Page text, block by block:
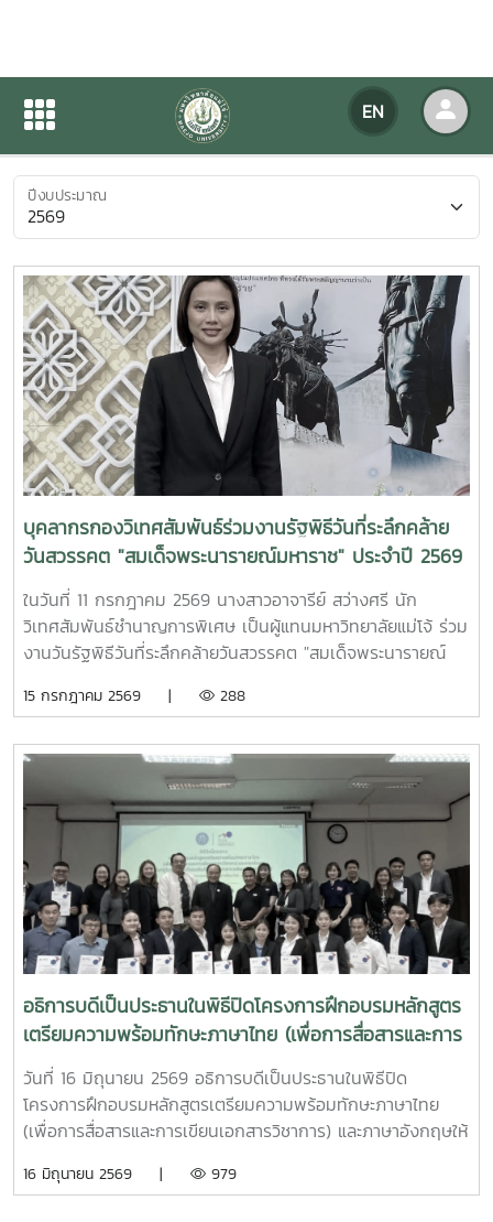
EN
Search NEWS
Search NEWS
ปีงบประมาณ
บุคลากรกองวิเทศสัมพันธ์ร่วมงานรัฐพิธีวันที่ระลึกคล้าย
วันสวรรคต "สมเด็จพระนารายณ์มหาราช" ประจำปี 2569
ในวันที่ 11 กรกฎาคม 2569 นางสาวอาจารีย์ สว่างศรี นัก
วิเทศสัมพันธ์ชำนาญการพิเศษ เป็นผู้แทนมหาวิทยาลัยแม่โจ้ ร่วม
งานวันรัฐพิธีวันที่ระลึกคล้ายวันสวรรคต "สมเด็จพระนารายณ์
พรรษา ศูนย์ราชการจังหวัดเชียงใหม่
15 กรกฎาคม 2569 | 288
อธิการบดีเป็นประธานในพิธีปิดโครงการฝึกอบรมหลักสูตร
เตรียมความพร้อมทักษะภาษาไทย (เพื่อการสื่อสารและการ
เขียนเอกสารวิชาการ) และภาษาอังกฤษให้แก่ผู้รับทุน
รัฐบาลไทยระดับปริญญาโท
วันที่ 16 มิถุนายน 2569 อธิการบดีเป็นประธานในพิธีปิด
โครงการฝึกอบรมหลักสูตรเตรียมความพร้อมทักษะภาษาไทย
(เพื่อการสื่อสารและการเขียนเอกสารวิชาการ) และภาษาอังกฤษให้
ทรัพยากรมนุษย์ ภายใต้แผนงานความร่วมมือเพื่อการพัฒนาไทย
16 มิถุนายน 2569 | 979